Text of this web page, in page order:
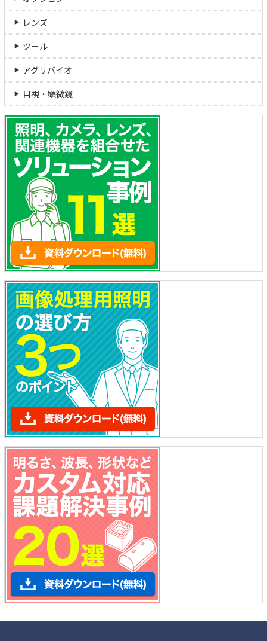
レンズ
ツール
アグリバイオ
目視・顕微鏡